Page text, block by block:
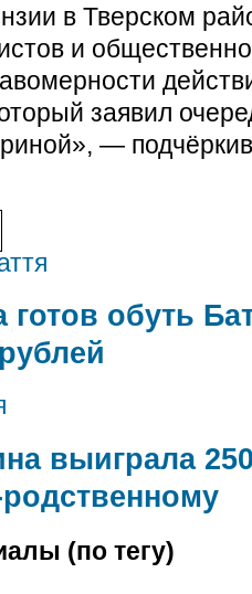
в Тверском
и
заявил
—
готов обуть
выиграла
(по тегу)